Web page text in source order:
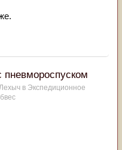
пневмороспуском
в Экспедиционное